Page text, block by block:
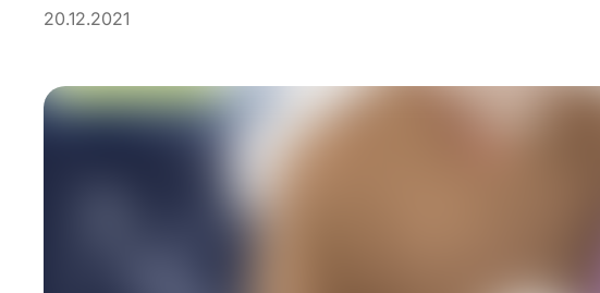
20.12.2021